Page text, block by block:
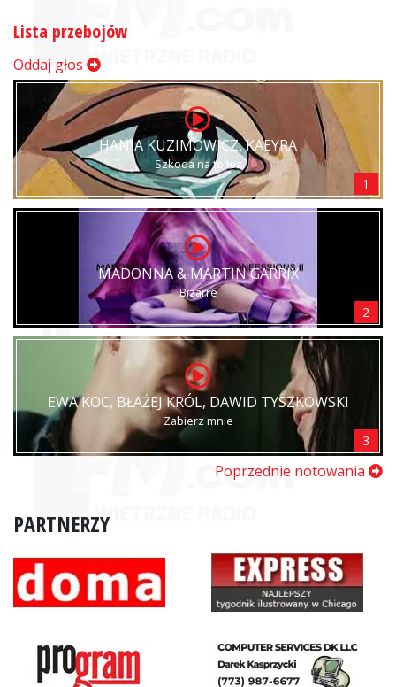
Lista przebojów
Oddaj głos
HANIA KUZIMOWICZ, KAEYRA
Szkoda na to łez
1
MADONNA & MARTIN GARRIX
Bizarre
2
EWA KOC, BŁAŻEJ KRÓL, DAWID TYSZKOWSKI
Zabierz mnie
3
Poprzednie notowania
PARTNERZY